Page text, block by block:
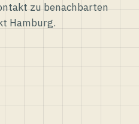
zu benachbarten
Hamburg.